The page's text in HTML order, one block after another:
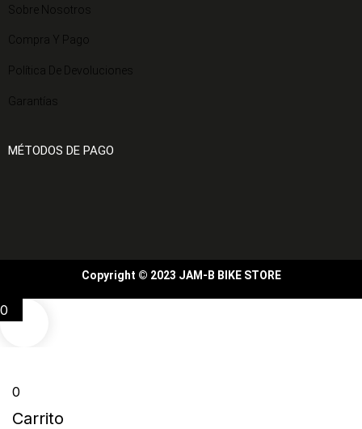
Sobre Nosotros
Compra Y Pago
Política De Devoluciones
Garantías
MÉTODOS DE PAGO
Copyright © 2023 JAM-B BIKE STORE
0
0
Carrito